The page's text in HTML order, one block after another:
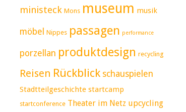
ministeck Mons museum musik
möbel Nippes passagen performance
porzellan produktdesign recycling
Reisen Rückblick schauspielen
Stadtteilgeschichte startcamp
startconference Theater im Netz upcycling